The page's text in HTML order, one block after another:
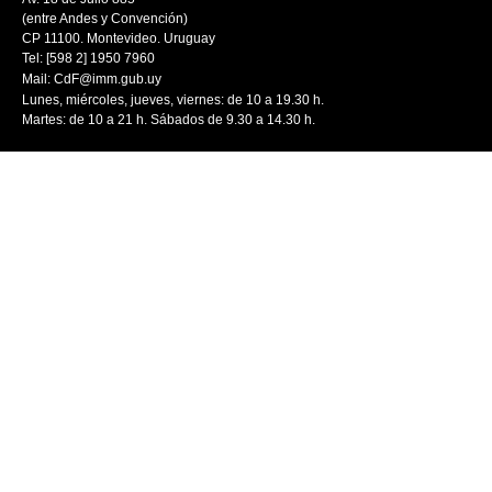
(entre Andes y Convención)
CP 11100. Montevideo. Uruguay
Tel: [598 2] 1950 7960
Mail: CdF@imm.gub.uy
Lunes, miércoles, jueves, viernes: de 10 a 19.30 h.
Martes: de 10 a 21 h. Sábados de 9.30 a 14.30 h.